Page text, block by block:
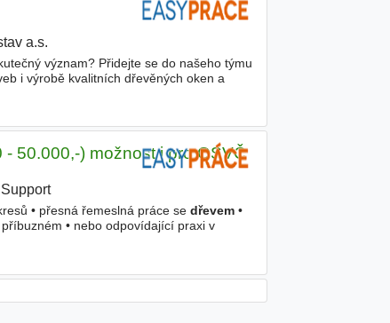
a.s.
význam? Přidejte se do našeho týmu
i výrobě kvalitních dřevěných oken a
50.000,-) možnost i pro OSVČ
|
• přesná řemeslná práce se dřevem•
• nebo odpovídající praxi v